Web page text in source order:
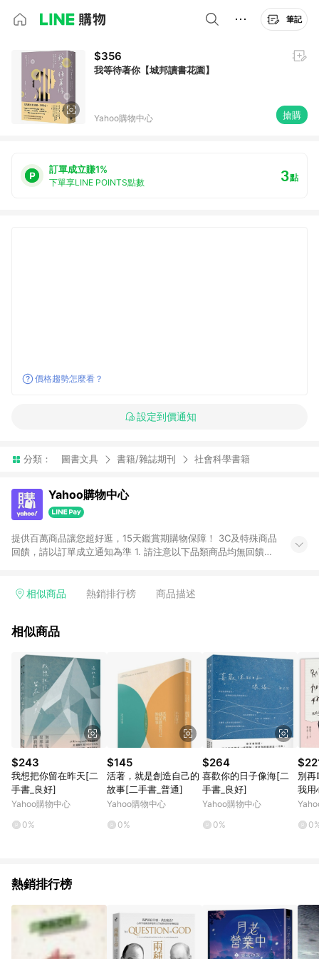
筆記
$356
我等待著你【城邦讀書花園】
Yahoo購物中心 搶購
訂單成立賺1%
下單享LINE POINTS點數 3點
價格趨勢怎麼看？
設定到價通知
分類： 圖書文具 書籍/雜誌期刊 社會科學書籍
Yahoo購物中心
提供百萬商品讓您超好逛，15天鑑賞期購物保障！ 3C及特殊商品
回饋，請以訂單成立通知為準 1. 請注意以下品類商品均無回饋：
電玩/遊戲/相機/單眼/鏡頭/拍立得 [2024/6/1起適用] -內接硬
的購回饋活動享Yahoo超贈點回饋者 - 購物中心商店之商品：商
3. 訂單回饋金額將扣除運費/購物金/超贈點/福利金/紅利折抵/折
價券等虛擬貨幣折抵 4. 大宗採購或批發轉賣不具回饋資格： 如
有相關事證認定您為大宗採購、批發轉賣而非最終消費使用者，
相關認定以Yahoo購物中心之認定為準
相似商品 熱銷排行榜 商品描述
相似商品
$243
我想把你留在昨天[二
手書_良好]
Yahoo購物中心
0%
$145
活著，就是創造自己的
故事[二手書_普通]
Yahoo購物中心
0%
$264
喜歡你的日子像海[二
手書_良好]
Yahoo購物中心
0%
別再
我用
己[
熱銷排行榜